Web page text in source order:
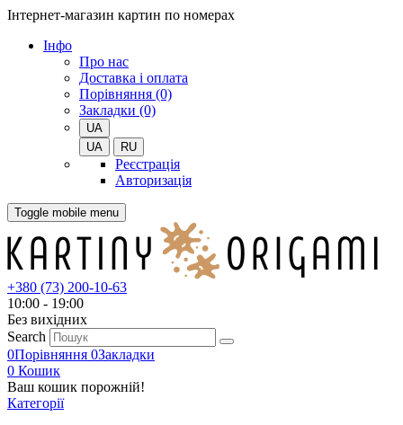
Інтернет-магазин картин по номерах
Iнфо
Про нас
Доставка і оплата
Порівняння (0)
Закладки (0)
UA
UA
RU
Реєстрація
Авторизація
Toggle mobile menu
+380 (73) 200-10-63
10:00 - 19:00
Без вихiдних
Search
0Порівняння 0Закладки
0 Кошик
Ваш кошик порожній!
Категорії